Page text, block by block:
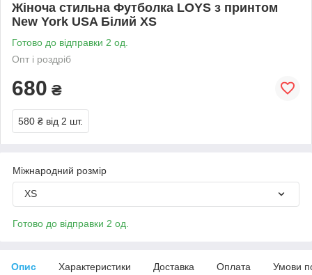
Жіноча стильна Футболка LOYS з принтом
New York USA Білий XS
Готово до відправки 2 од.
Опт і роздріб
680 ₴
580 ₴ від 2 шт.
Міжнародний розмір
XS
Готово до відправки 2 од.
Опис Характеристики Доставка Оплата Умови